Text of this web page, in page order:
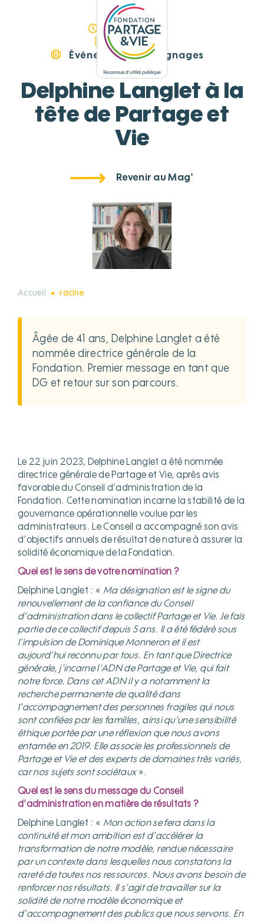
29/06/2023
Actualité
Événements Témoignages
Delphine Langlet à la
tête de Partage et
Vie
Revenir au Mag'
Accueil racine
Âgée de 41 ans, Delphine Langlet a été
nommée directrice générale de la
Fondation. Premier message en tant que
DG et retour sur son parcours.
Le 22 juin 2023, Delphine Langlet a été nommée
directrice générale de Partage et Vie, après avis
favorable du Conseil d’administration de la
Fondation. Cette nomination incarne la stabilité de la
gouvernance opérationnelle voulue par les
administrateurs. Le Conseil a accompagné son avis
d’objectifs annuels de résultat de nature à assurer la
solidité économique de la Fondation.
Quel est le sens de votre nomination ?
Delphine Langlet : « Ma désignation est le signe du
renouvellement de la confiance du Conseil
d’administration dans le collectif Partage et Vie. Je fais
partie de ce collectif depuis 5 ans. Il a été fédéré sous
l’impulsion de Dominique Monneron et il est
aujourd’hui reconnu par tous. En tant que Directrice
générale, j’incarne l’ADN de Partage et Vie, qui fait
notre force. Dans cet ADN il y a notamment la
recherche permanente de qualité dans
l’accompagnement des personnes fragiles qui nous
sont confiées par les familles, ainsi qu’une sensibilité
éthique portée par une réflexion que nous avons
entamée en 2019. Elle associe les professionnels de
Partage et Vie et des experts de domaines très variés,
car nos sujets sont sociétaux».
Quel est le sens du message du Conseil
d’administration en matière de résultats ?
Delphine Langlet : « Mon action se fera dans la
continuité et mon ambition est d’accélérer la
transformation de notre modèle, rendue nécessaire
par un contexte dans lesquelles nous constatons la
rareté de toutes nos ressources. Nous avons besoin de
renforcer nos résultats. Il s’agit de travailler sur la
solidité de notre modèle économique et
d’accompagnement des publics que nous servons. En
Panneau de gestion des cookies